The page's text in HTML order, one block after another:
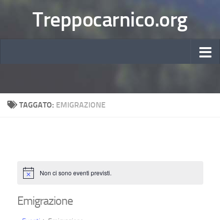
Treppocarnico.org
TAGGATO: EMIGRAZIONE
Notice Non ci sono eventi previsti.
Emigrazione